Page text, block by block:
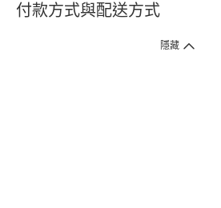
付款方式與配送方式
隱藏